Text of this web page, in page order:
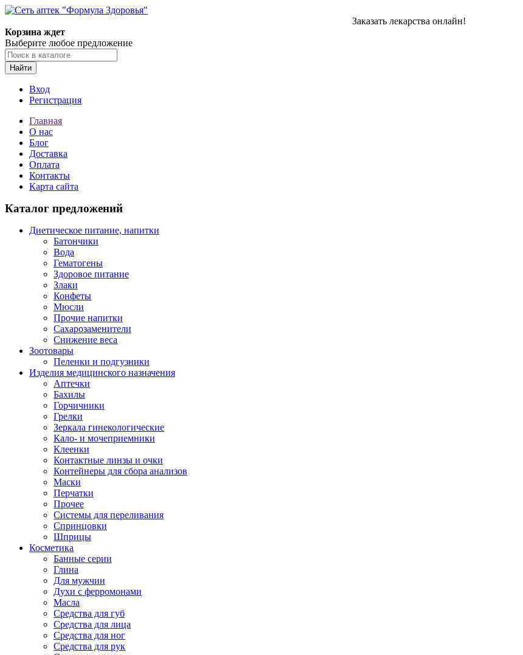
Заказать лекарства онлайн!
Корзина ждет
Выберите любое предложение
Найти
Вход
Регистрация
Главная
О нас
Блог
Доставка
Оплата
Контакты
Карта сайта
Каталог предложений
Диетическое питание, напитки
Батончики
Вода
Гематогены
Здоровое питание
Злаки
Конфеты
Мюсли
Прочие напитки
Сахарозаменители
Снижение веса
Зоотовары
Пеленки и подгузники
Изделия медицинского назначения
Аптечки
Бахилы
Горчичники
Грелки
Зеркала гинекологические
Кало- и мочеприемники
Клеенки
Контактные линзы и очки
Контейнеры для сбора анализов
Маски
Перчатки
Прочее
Системы для переливания
Спринцовки
Шприцы
Косметика
Банные серии
Глина
Для мужчин
Духи с ферромонами
Масла
Средства для губ
Средства для лица
Средства для ног
Средства для рук